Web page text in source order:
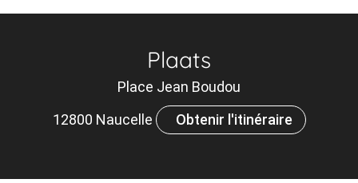
Plaats
Place Jean Boudou
12800 Naucelle
Obtenir l'itinéraire